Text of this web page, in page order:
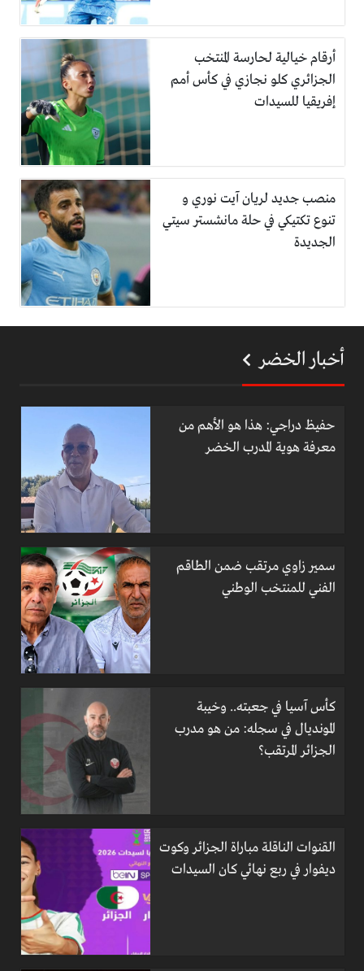
أرقام خيالية لحارسة المنتخب
الجزائري كلو نجازي في كأس أمم
إفريقيا للسيدات
منصب جديد لريان آيت نوري و
تنوع تكتيكي في حلة مانشستر سيتي
الجديدة
أخبار الخضر
حفيظ دراجي: هذا هو الأهم من
معرفة هوية المدرب الخضر
سمير زاوي مرتقب ضمن الطاقم
الفني للمنتخب الوطني
كأس آسيا في جعبته.. وخيبة
المونديال في سجله: من هو مدرب
الجزائر المرتقب؟
القنوات الناقلة مباراة الجزائر وكوت
ديفوار في ربع نهائي كان السيدات